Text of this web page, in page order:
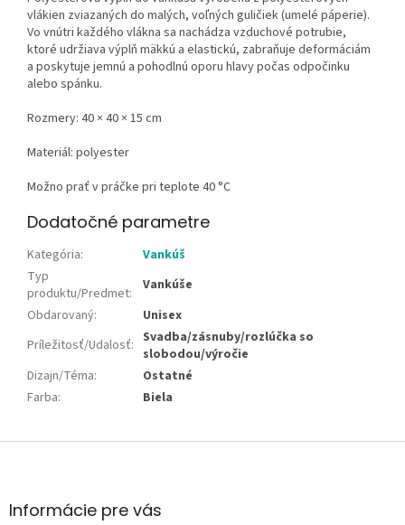
vlákien zviazaných do malých, voľných guličiek (umelé páperie).
Vo vnútri každého vlákna sa nachádza vzduchové potrubie,
ktoré udržiava výplň mäkkú a elastickú, zabraňuje deformáciám
a poskytuje jemnú a pohodlnú oporu hlavy počas odpočinku
alebo spánku.
Rozmery: 40 × 40 × 15 cm
Materiál: polyester
Možno prať v práčke pri teplote 40 °C
Dodatočné parametre
Kategória:
Vankúš
Typ
produktu/Predmet:
Vankúše
Obdarovaný:
Unisex
Príležitosť/Udalosť: Svadba/zásnuby/rozlúčka so
slobodou/výročie
Dizajn/Téma:
Ostatné
Farba: Biela
Z
äInformácie pre vás